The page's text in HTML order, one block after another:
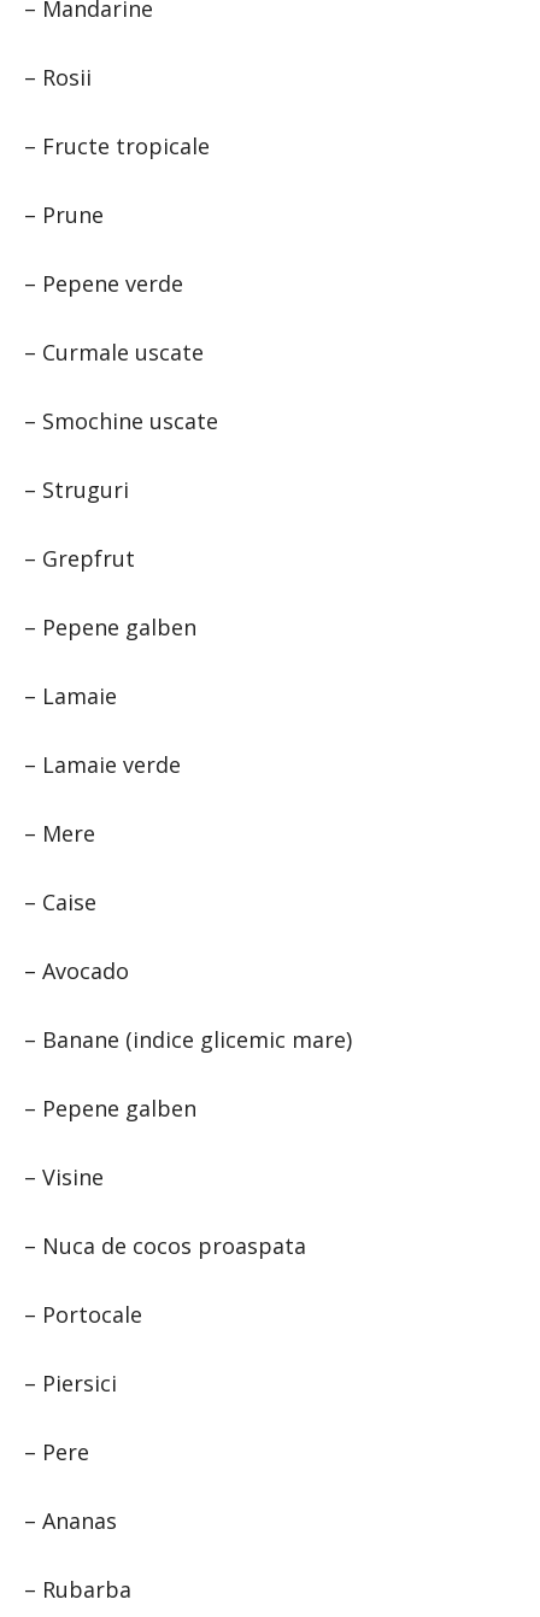
– Mandarine
– Rosii
– Fructe tropicale
– Prune
– Pepene verde
– Curmale uscate
– Smochine uscate
– Struguri
– Grepfrut
– Pepene galben
– Lamaie
– Lamaie verde
– Mere
– Caise
– Avocado
– Banane (indice glicemic mare)
– Pepene galben
– Visine
– Nuca de cocos proaspata
– Portocale
– Piersici
– Pere
– Ananas
– Rubarba